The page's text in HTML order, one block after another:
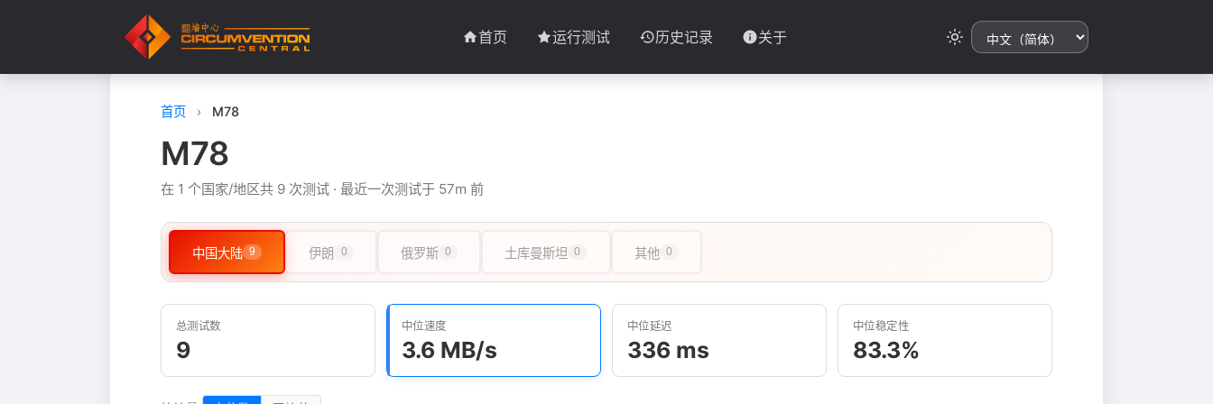
首页 运行测试 历史记录 关于
首页 › M78
M78
在 1 个国家/地区共 9 次测试 · 最近一次测试于 57m 前
中国大陆 9 伊朗 0 俄罗斯 0 土库曼斯坦 0 其他 0
总测试数
9
中位速度
3.6 MB/s
中位延迟
336 ms
中位稳定性
83.3%